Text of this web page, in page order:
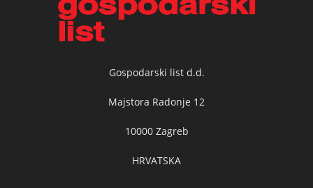
Gospodarski list d.d.
Majstora Radonje 12
10000 Zagreb
HRVATSKA